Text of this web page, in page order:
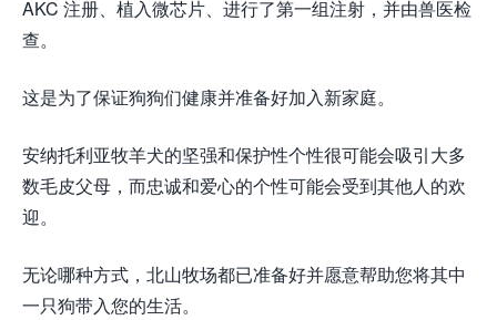
AKC 注册、植入微芯片、进行了第一组注射，并由兽医检
查。
这是为了保证狗狗们健康并准备好加入新家庭。
安纳托利亚牧羊犬的坚强和保护性个性很可能会吸引大多
数毛皮父母，而忠诚和爱心的个性可能会受到其他人的欢
迎。
无论哪种方式，北山牧场都已准备好并愿意帮助您将其中
一只狗带入您的生活。